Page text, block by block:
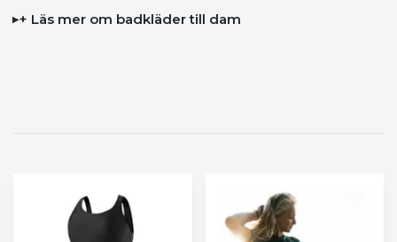
+ Läs mer om badkläder till dam